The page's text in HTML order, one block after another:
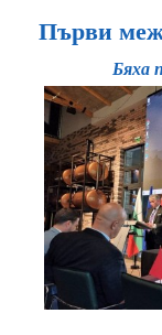
Първи
Бяха